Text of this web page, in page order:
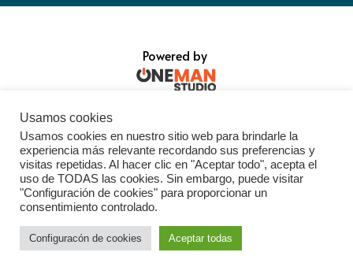
Powered by
Usamos cookies
Usamos cookies en nuestro sitio web para brindarle la
experiencia más relevante recordando sus preferencias y
visitas repetidas. Al hacer clic en "Aceptar todo", acepta el
uso de TODAS las cookies. Sin embargo, puede visitar
"Configuración de cookies" para proporcionar un
consentimiento controlado.
Configuracón de cookies Aceptar todas